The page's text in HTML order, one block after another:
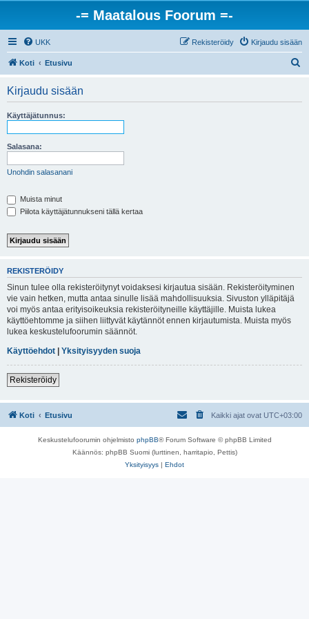
-= Maatalous Foorum =-
UKK Kirjaudu sisään
Rekisteröidy
Koti Etusivu
Kirjaudu sisään
Käyttäjätunnus:
Salasana:
Unohdin salasanani
Muista minut
Piilota käyttäjätunnukseni tällä kertaa
REKISTERÖIDY
Sinun tulee olla rekisteröitynyt voidaksesi kirjautua sisään. Rekisteröityminen
vie vain hetken, mutta antaa sinulle lisää mahdollisuuksia. Sivuston ylläpitäjä
voi myös antaa erityisoikeuksia rekisteröityneille käyttäjille. Muista lukea
käyttöehtomme ja siihen liittyvät käytännöt ennen kirjautumista. Muista myös
lukea keskustelufoorumin säännöt.
Käyttöehdot | Yksityisyyden suoja
Rekisteröidy
Koti Etusivu Kaikki ajat ovat UTC+03:00
Keskustelufoorumin ohjelmisto phpBB® Forum Software © phpBB Limited
Käännös: phpBB Suomi (lurttinen, harritapio, Pettis)
Yksityisyys | Ehdot